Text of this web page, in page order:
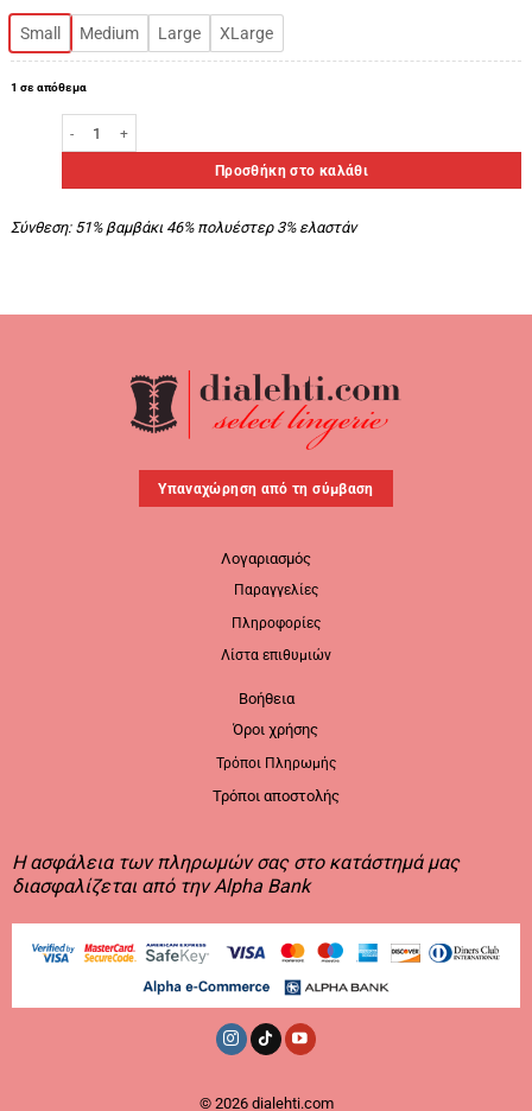
Small Medium Large XLarge
1 σε απόθεμα
Προσθήκη στο καλάθι
Σύνθεση: 51% βαμβάκι 46% πολυέστερ 3% ελαστάν
Υπαναχώρηση από τη σύμβαση
Λογαριασμός
Παραγγελίες
Πληροφορίες
Λίστα επιθυμιών
Βοήθεια
Όροι χρήσης
Τρόποι Πληρωμής
Τρόποι αποστολής
Η ασφάλεια των πληρωμών σας στο κατάστημά μας
διασφαλίζεται από την Alpha Bank
© 2026 dialehti.com